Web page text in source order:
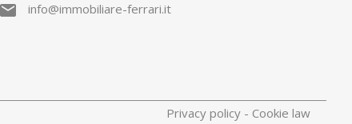
info@immobiliare-ferrari.it
Privacy policy - Cookie law